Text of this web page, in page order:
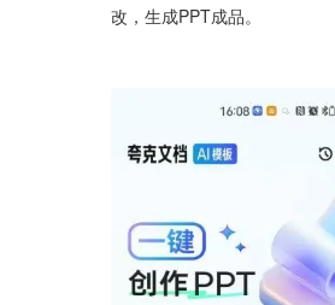
改，生成PPT成品。